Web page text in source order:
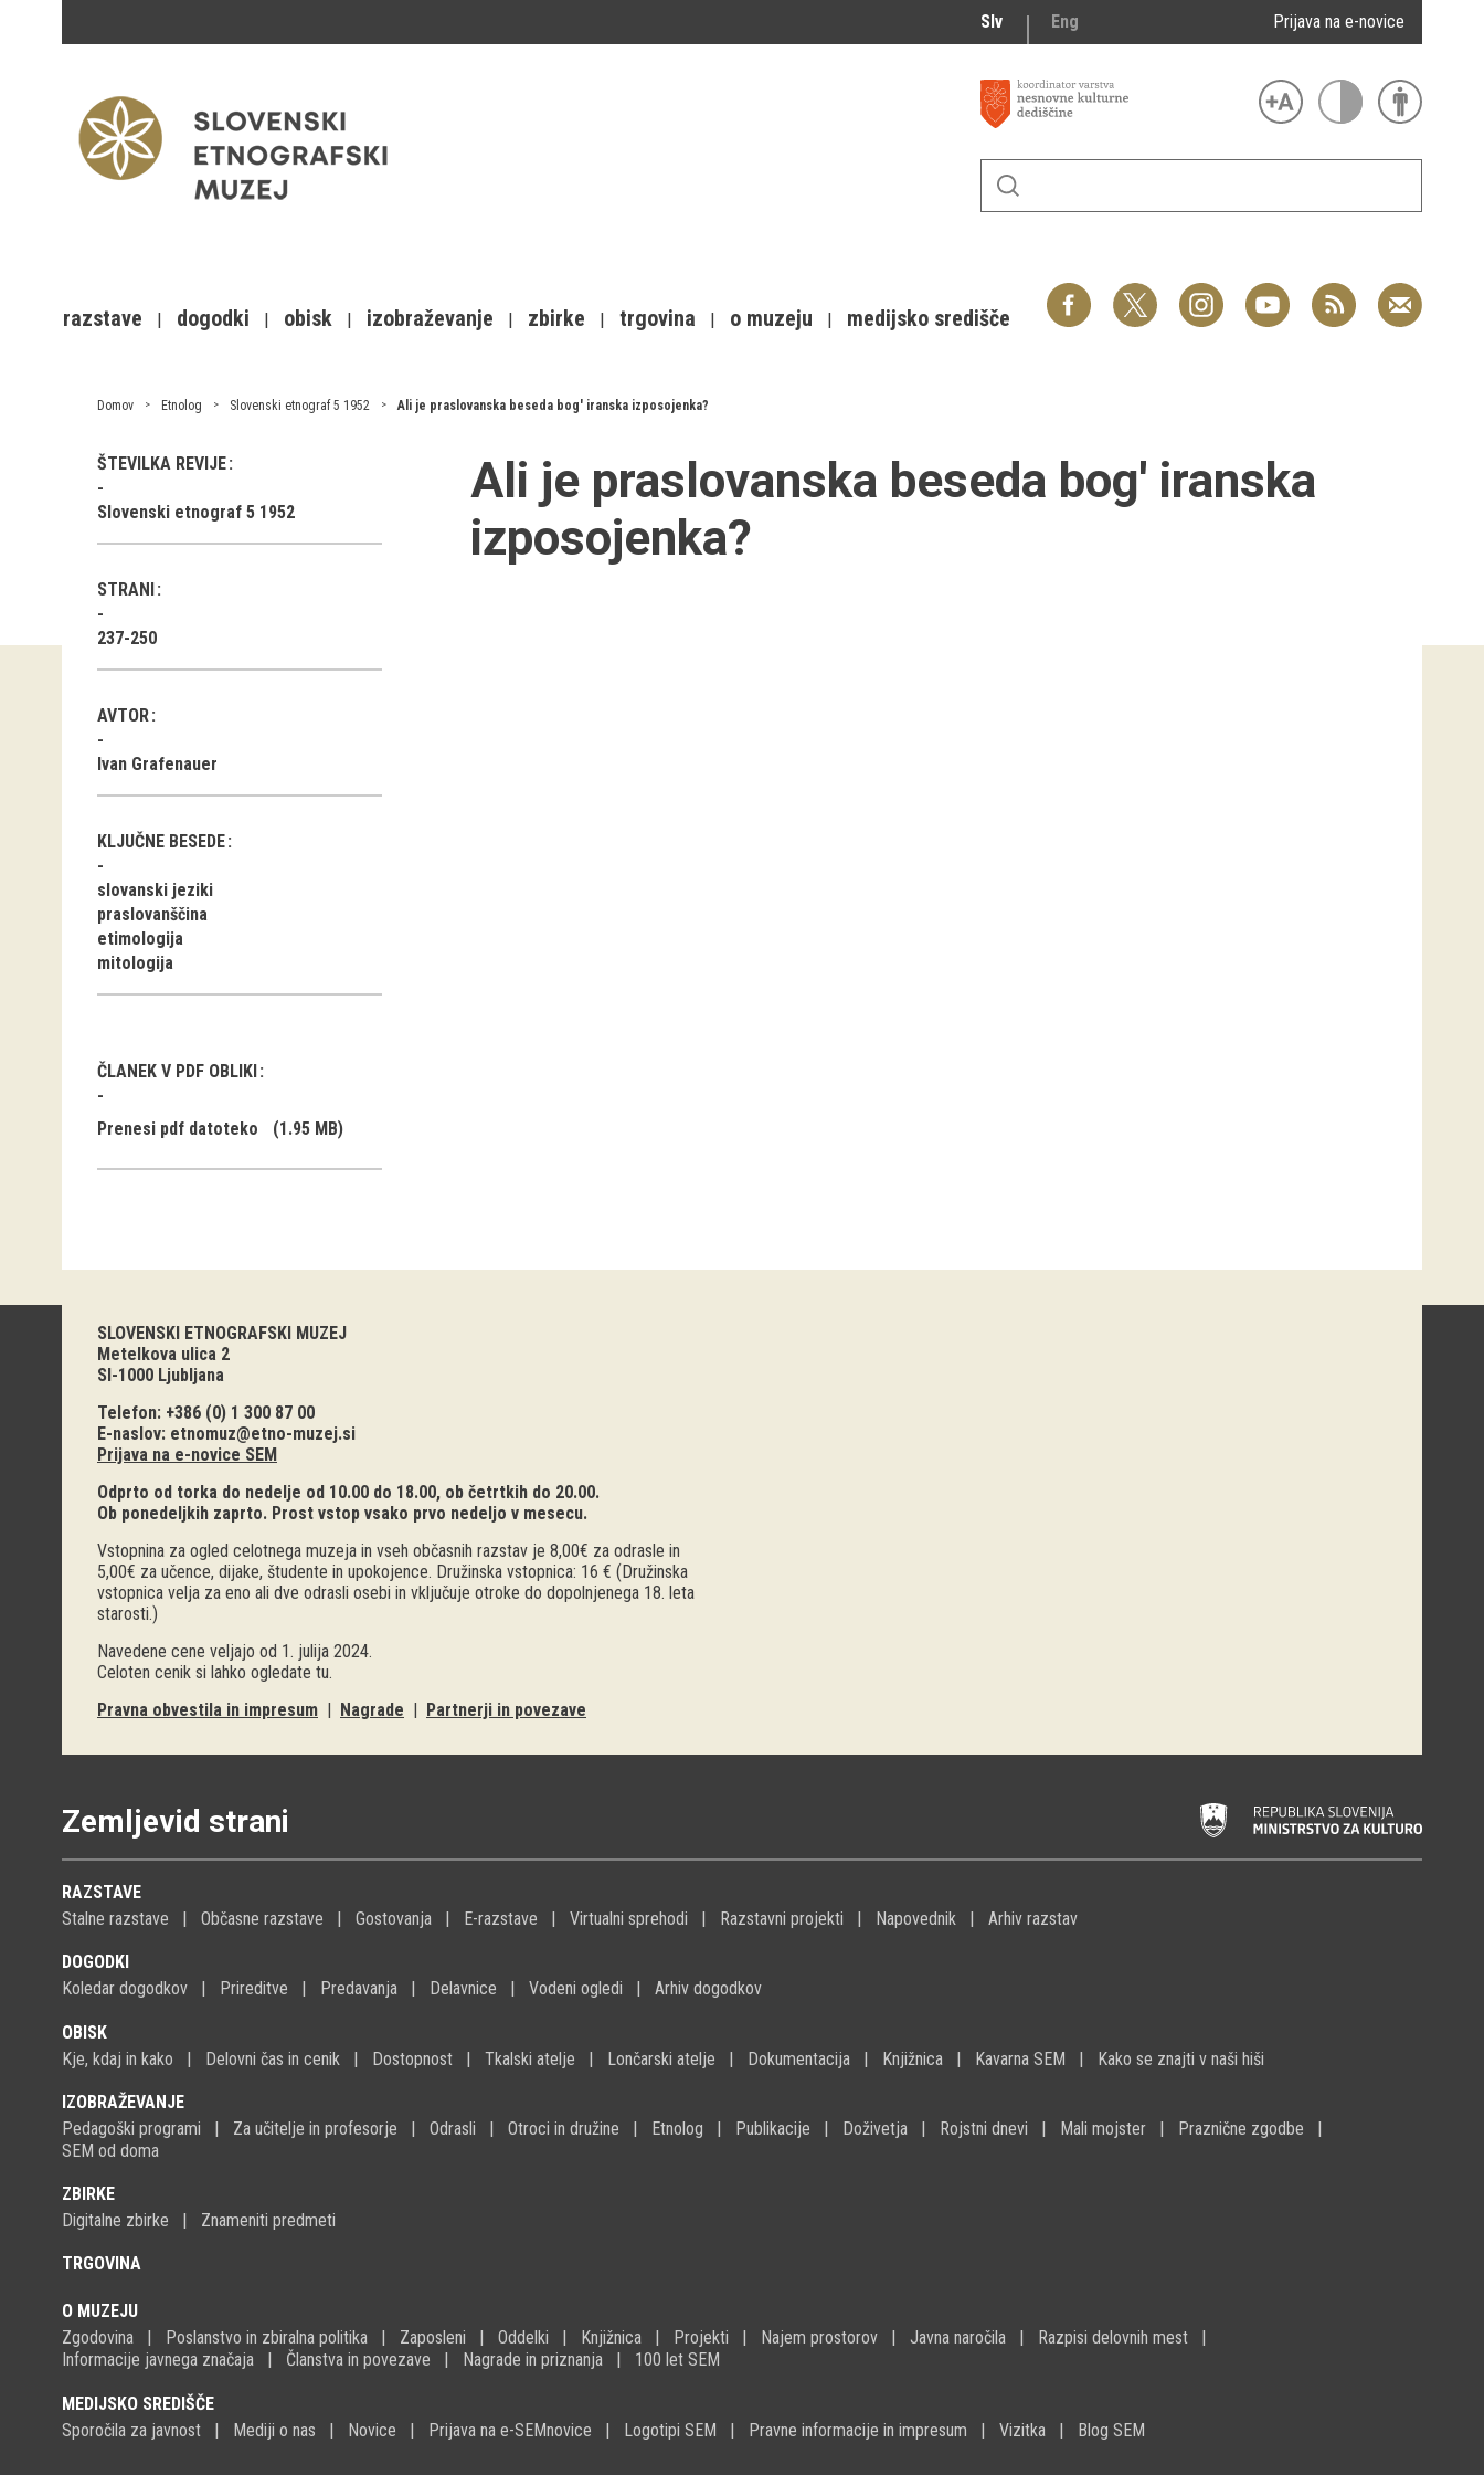
Slv Eng Prijava na e-novice
razstave dogodki obisk izobraževanje zbirke trgovina o muzeju medijsko središče
Domov Etnolog Slovenski etnograf 5 1952 Ali je praslovanska beseda bog' iranska izposojenka?
ŠTEVILKA REVIJE
Slovenski etnograf 5 1952
STRANI
237-250
AVTOR
Ivan Grafenauer
KLJUČNE BESEDE
slovanski jeziki
praslovanščina
etimologija
mitologija
ČLANEK V PDF OBLIKI
Prenesi pdf datoteko (1.95 MB)
Ali je praslovanska beseda bog' iranska
izposojenka?
SLOVENSKI ETNOGRAFSKI MUZEJ
Metelkova ulica 2
SI-1000 Ljubljana
Telefon: +386 (0) 1 300 87 00
E-naslov: etnomuz@etno-muzej.si
Prijava na e-novice SEM
Odprto od torka do nedelje od 10.00 do 18.00, ob četrtkih do 20.00.
Ob ponedeljkih zaprto. Prost vstop vsako prvo nedeljo v mesecu.
Vstopnina za ogled celotnega muzeja in vseh občasnih razstav je 8,00€ za odrasle in
5,00€ za učence, dijake, študente in upokojence. Družinska vstopnica: 16 € (Družinska
vstopnica velja za eno ali dve odrasli osebi in vključuje otroke do dopolnjenega 18. leta
starosti.)
Navedene cene veljajo od 1. julija 2024.
Celoten cenik si lahko ogledate tu.
Pravna obvestila in impresum | Nagrade | Partnerji in povezave
Zemljevid strani
RAZSTAVE
Stalne razstave
Občasne razstave Gostovanja E-razstave Virtualni sprehodi Razstavni projekti Napovednik Arhiv razstav
DOGODKI
Koledar dogodkov
Prireditve Predavanja Delavnice Vodeni ogledi Arhiv dogodkov
OBISK
Kje, kdaj in kako
Delovni čas in cenik Dostopnost Tkalski atelje Lončarski atelje Dokumentacija Knjižnica Kavarna SEM Kako se znajti v naši hiši
IZOBRAŽEVANJE
Pedagoški programi
Za učitelje in profesorje Odrasli Otroci in družine Etnolog Publikacije Doživetja Rojstni dnevi Mali mojster
Praznične zgodbe
SEM od doma
ZBIRKE
Digitalne zbirke
Znameniti predmeti
TRGOVINA
O MUZEJU
Zgodovina
Poslanstvo in zbiralna politika Zaposleni Oddelki Knjižnica Projekti Najem prostorov Javna naročila
Razpisi delovnih mest
Informacije javnega značaja
Članstva in povezave Nagrade in priznanja 100 let SEM
MEDIJSKO SREDIŠČE
Sporočila za javnost
Mediji o nas Novice Prijava na e-SEMnovice Logotipi SEM Pravne informacije in impresum Vizitka Blog SEM